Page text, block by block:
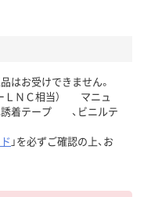
はお受けできません。
ＬＮＣ相当） マニュ
誘着テープ 、ビニルテ
」を必ずご確認の上、お